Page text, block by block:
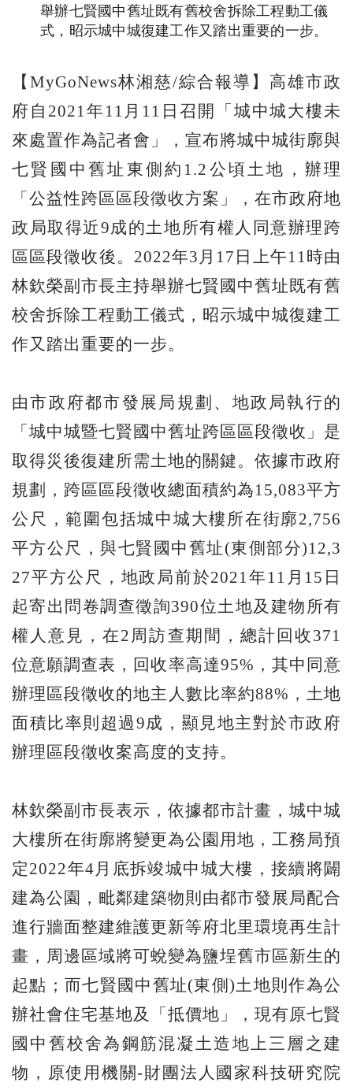
舉辦七賢國中舊址既有舊校舍拆除工程動工儀
式，昭示城中城復建工作又踏出重要的一步。
【MyGoNews林湘慈/綜合報導】高雄市政
府自2021年11月11日召開「城中城大樓未
來處置作為記者會」，宣布將城中城街廓與
七賢國中舊址東側約1.2公頃土地，辦理
「公益性跨區區段徵收方案」，在市政府地
政局取得近9成的土地所有權人同意辦理跨
區區段徵收後。2022年3月17日上午11時由
林欽榮副市長主持舉辦七賢國中舊址既有舊
校舍拆除工程動工儀式，昭示城中城復建工
作又踏出重要的一步。
由市政府都市發展局規劃、地政局執行的
「城中城暨七賢國中舊址跨區區段徵收」是
取得災後復建所需土地的關鍵。依據市政府
規劃，跨區區段徵收總面積約為15,083平方
公尺，範圍包括城中城大樓所在街廓2,756
平方公尺，與七賢國中舊址(東側部分)12,3
27平方公尺，地政局前於2021年11月15日
起寄出問卷調查徵詢390位土地及建物所有
權人意見，在2周訪查期間，總計回收371
位意願調查表，回收率高達95%，其中同意
辦理區段徵收的地主人數比率約88%，土地
面積比率則超過9成，顯見地主對於市政府
辦理區段徵收案高度的支持。
林欽榮副市長表示，依據都市計畫，城中城
大樓所在街廓將變更為公園用地，工務局預
定2022年4月底拆竣城中城大樓，接續將闢
建為公園，毗鄰建築物則由都市發展局配合
進行牆面整建維護更新等府北里環境再生計
畫，周邊區域將可蛻變為鹽埕舊市區新生的
起點；而七賢國中舊址(東側)土地則作為公
辦社會住宅基地及「抵價地」，現有原七賢
國中舊校舍為鋼筋混凝土造地上三層之建
物，原使用機關-財團法人國家科技研究院